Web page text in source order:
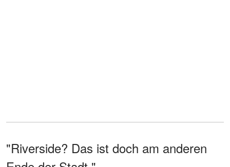
"Riverside? Das ist doch am anderen